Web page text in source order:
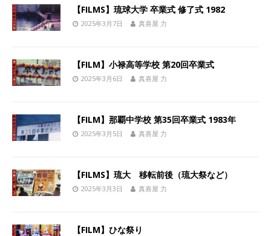
【FILMS】琉球大学 卒業式 修了式 1982
2025年3月7日 真喜屋 力
【FILM】小禄高等学校 第20回卒業式
2025年3月6日 真喜屋 力
【FILM】那覇中学校 第35回卒業式 1983年
2025年3月5日 真喜屋 力
【FILMS】琉大 移転前後（琉大祭など）
2025年3月3日 真喜屋 力
【FILM】ひな祭り